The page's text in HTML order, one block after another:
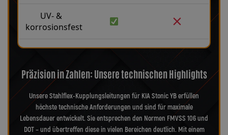
UV- &
korrosionsfest
Präzision in Zahlen: Unsere technischen Highlights
Unsere Stahlflex-Kupplungsleitungen für KIA Stonic YB erfüllen
höchste technische Anforderungen und sind für maximale
Lebensdauer entwickelt. Sie entsprechen den Normen FMVSS 106 und
DOT – und übertreffen diese in vielen Bereichen deutlich. Mit einem